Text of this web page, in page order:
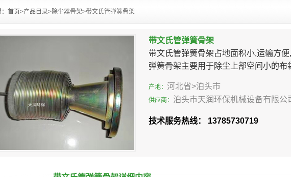
首页>产品目录>除尘器骨架>带文氏管弹簧骨架
带文氏管弹簧骨架
带文氏管弹簧骨架占地面积小,运输方
弹簧骨架主要用于除尘上部空间小的布
产地： 河北省>泊头市
供应商： 泊头市天润环保机械设备有限公
技术服务热线： 13785730719